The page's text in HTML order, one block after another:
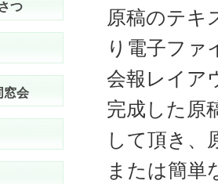
原稿のテキ
り電子ファ
会報レイア
完成した原
して頂き、
または簡単
つ
窓会